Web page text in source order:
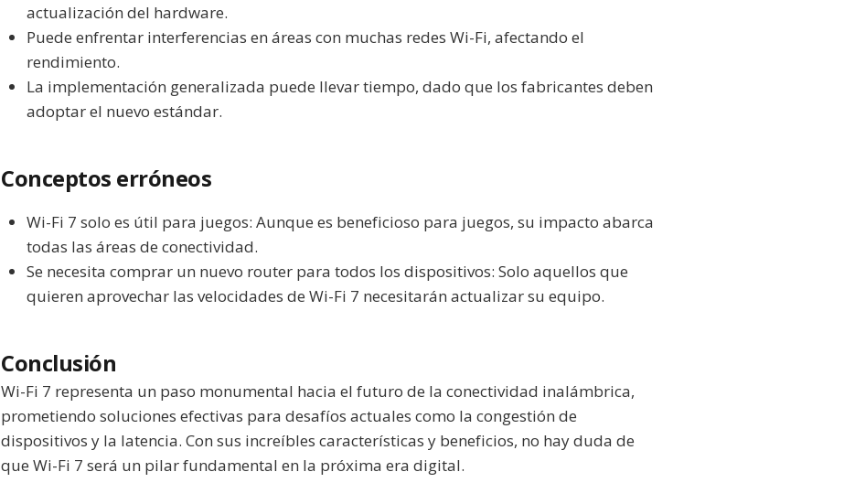
actualización del hardware.
Puede enfrentar interferencias en áreas con muchas redes Wi-Fi, afectando el
rendimiento.
La implementación generalizada puede llevar tiempo, dado que los fabricantes deben
adoptar el nuevo estándar.
Conceptos erróneos
Wi-Fi 7 solo es útil para juegos: Aunque es beneficioso para juegos, su impacto abarca
todas las áreas de conectividad.
Se necesita comprar un nuevo router para todos los dispositivos: Solo aquellos que
quieren aprovechar las velocidades de Wi-Fi 7 necesitarán actualizar su equipo.
Conclusión
Wi-Fi 7 representa un paso monumental hacia el futuro de la conectividad inalámbrica,
prometiendo soluciones efectivas para desafíos actuales como la congestión de
dispositivos y la latencia. Con sus increíbles características y beneficios, no hay duda de
que Wi-Fi 7 será un pilar fundamental en la próxima era digital.